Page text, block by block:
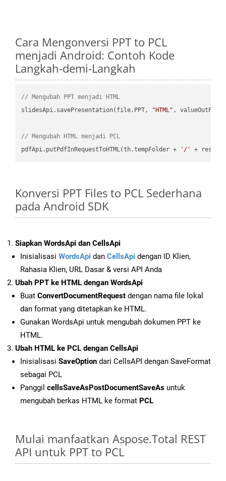
Cara Mengonversi PPT to PCL
menjadi Android: Contoh Kode
Langkah-demi-Langkah
// Mengubah PPT menjadi HTML
slidesApi.savePresentation(file.PPT,
"HTML" ,
// Mengubah HTML menjadi PCL
pdfApi.putPdfInRequestToHTML(th.tempFolder +
'/' +
Konversi PPT Files to PCL Sederhana
pada Android SDK
Siapkan WordsApi dan CellsApi
Inisialisasi WordsApi dan CellsApi dengan ID Klien,
Rahasia Klien, URL Dasar & versi API Anda
Ubah PPT ke HTML dengan WordsApi
Buat ConvertDocumentRequest dengan nama file lokal
dan format yang ditetapkan ke HTML.
Gunakan WordsApi untuk mengubah dokumen PPT ke
HTML.
Ubah HTML ke PCL dengan CellsApi
Inisialisasi SaveOption dari CellsAPI dengan SaveFormat
sebagai PCL
Panggil cellsSaveAsPostDocumentSaveAs untuk
mengubah berkas HTML ke format PCL
Mulai manfaatkan Aspose.Total REST
API untuk PPT to PCL